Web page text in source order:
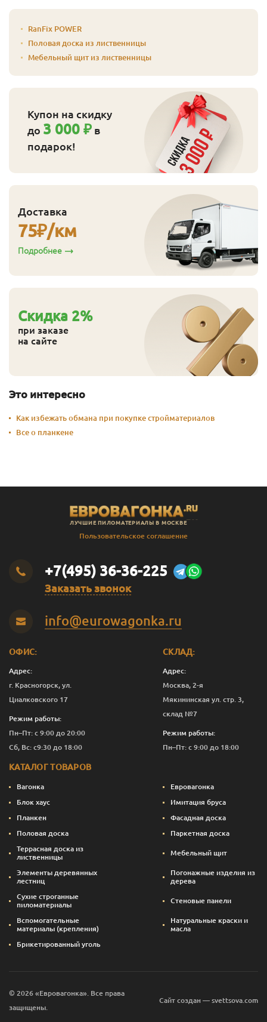
RanFix POWER
Половая доска из лиственницы
Мебельный щит из лиственницы
Купон на скидку
до 3 000 ₽ в
подарок!
Доставка
75₽/км
Подробнее
Cкидка 2%
при заказе
на сайте
Это интересно
Как избежать обмана при покупке стройматериалов
Все о планкене
ЛУЧШИЕ ПИЛОМАТЕРИАЛЫ В МОСКВЕ
Пользовательское соглашение
+7(495) 36-36-225
Заказать звонок
info@eurowagonka.ru
ОФИС:
Адрес:
г. Красногорск, ул.
Циалковского 17
Режим работы:
Пн–Пт: с 9:00 до 20:00
Сб, Вс: с9:30 до 18:00
СКЛАД:
Адрес:
Москва, 2-я
Мякининская ул. стр. 3,
склад №7
Режим работы:
Пн–Пт: с 9:00 до 18:00
КАТАЛОГ ТОВАРОВ
Вагонка
Евровагонка
Блок хаус
Имитация бруса
Планкен
Фасадная доска
Половая доска
Паркетная доска
Террасная доска из
лиственницы
Мебельный щит
Элементы деревянных
лестниц
Погонажные изделия из
дерева
Сухие строганные
пиломатериалы
Стеновые панели
Вспомогательные
материалы (крепления)
Натуральные краски и
масла
Брикетированный уголь
© 2026 «Евровагонка». Все права
защищены.
Сайт создан — svettsova.com